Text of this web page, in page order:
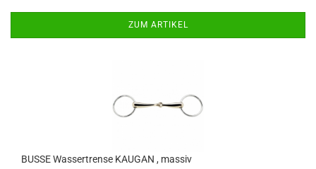
ZUM ARTIKEL
BUSSE Wassertrense KAUGAN , massiv